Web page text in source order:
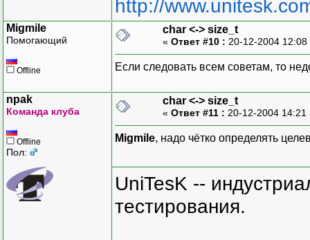
http://
Migmile
Помогающий
Offline
char <-> size_t
« Ответ #10 : 20-12-2004
Если следовать всем советам, то
npak
Команда клуба
Offline
Пол:
char <-> size_t
« Ответ #11 : 20-12-2004
Migmile, надо чётко определять
UniTesK --
тестирования.